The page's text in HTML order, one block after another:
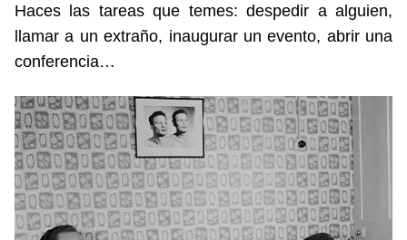
Haces las tareas que temes: despedir a alguien,
llamar a un extraño, inaugurar un evento, abrir una
conferencia…